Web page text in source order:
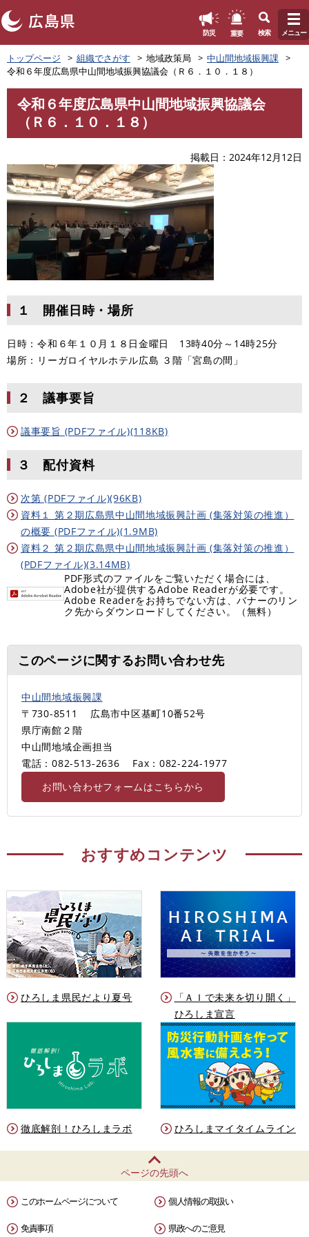
ペ
ー
ジ
の
で
。
防災 重要 検索 メニュー
トップページ 組織でさがす 地域政策局
中山間地域振興課
令和６年度広島県中山間地域振興協議会（Ｒ６．１０．１８）
令和６年度広島県中山間地域振興協議会
（Ｒ６．１０．１８）
掲載日 2024年12月12日
１ 開催日時・場所
日時：令和６年１０月１８日金曜日 13時40分～14時25分
場所：リーガロイヤルホテル広島 ３階「宮島の間」
２ 議事要旨
議事要旨 (PDFファイル)(118KB)
３ 配付資料
次第 (PDFファイル)(96KB)
資料１ 第２期広島県中山間地域振興計画 (集落対策の推進）
の概要 (PDFファイル)(1.9MB)
資料２ 第２期広島県中山間地域振興計画 (集落対策の推進）
(PDFファイル)(3.14MB)
PDF形式のファイルをご覧いただく場合には、
Adobe社が提供するAdobe Readerが必要です。
Adobe Readerをお持ちでない方は、バナーのリン
ク先からダウンロードしてください。（無料）
このページに関するお問い合わせ先
中山間地域振興課
〒730-8511
広島市中区基町10番52号
県庁南館２階
中山間地域企画担当
電話：082-513-2636
Fax：082-224-1977
お問い合わせフォームはこちらから
おすすめコンテンツ
ひろしま県民だより夏号
「ＡＩで未来を切り開く」
ひろしま宣言
徹底解剖！ひろしまラボ ひろしまマイタイムライン
ページの先頭へ
このホームページについて 個人情報の取扱い
免責事項 県政へのご意見